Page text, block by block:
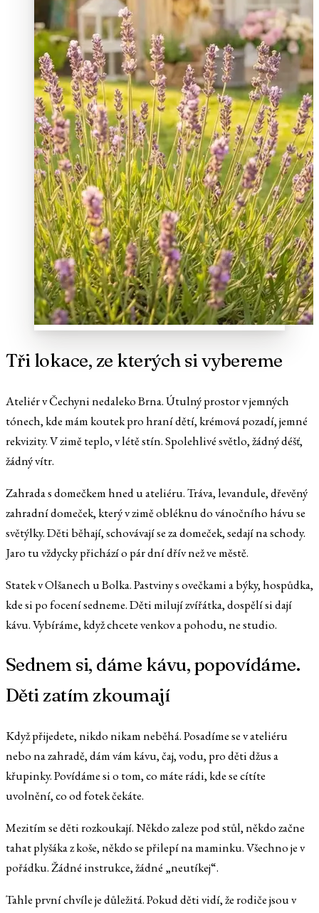
Tři lokace, ze kterých si vybereme
Ateliér v Čechyni nedaleko Brna. Útulný prostor v jemných
tónech, kde mám koutek pro hraní dětí, krémová pozadí, jemné
rekvizity. V zimě teplo, v létě stín. Spolehlivé světlo, žádný déšť,
žádný vítr.
Zahrada s domečkem hned u ateliéru. Tráva, levandule, dřevěný
zahradní domeček, který v zimě obléknu do vánočního hávu se
světýlky. Děti běhají, schovávají se za domeček, sedají na schody.
Jaro tu vždycky přichází o pár dní dřív než ve městě.
Statek v Olšanech u Bolka. Pastviny s ovečkami a býky, hospůdka,
kde si po focení sedneme. Děti milují zvířátka, dospělí si dají
kávu. Vybíráme, když chcete venkov a pohodu, ne studio.
Sednem si, dáme kávu, popovídáme.
Děti zatím zkoumají
Když přijedete, nikdo nikam neběhá. Posadíme se v ateliéru
nebo na zahradě, dám vám kávu, čaj, vodu, pro děti džus a
křupinky. Povídáme si o tom, co máte rádi, kde se cítíte
uvolnění, co od fotek čekáte.
Mezitím se děti rozkoukají. Někdo zaleze pod stůl, někdo začne
tahat plyšáka z koše, někdo se přilepí na maminku. Všechno je v
pořádku. Žádné instrukce, žádné „neutíkej“.
Tahle první chvíle je důležitá. Pokud děti vidí, že rodiče jsou v